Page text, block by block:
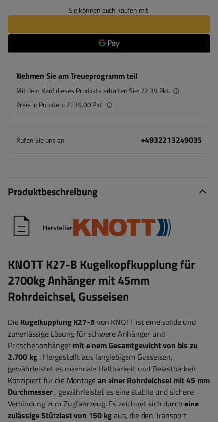
Sie können auch kaufen mit:
Nehmen Sie am Treueprogramm teil
Mit dem Kauf dieses Produkts erhalten Sie: 72.39 Pkt.
Preis in Punkten: 7239.00 Pkt.
Rufen Sie uns an +4932213249035
Produktbeschreibung
Hersteller:
KNOTT K27-B Kugelkopfkupplung für
2700kg Anhänger mit 45mm
Rohrdeichsel, Gusseisen
Die Kugelkupplung K27-B von KNOTT ist eine solide und
zuverlässige Lösung für schwere Anhänger und
Pritschenanhänger mit einem Gesamtgewicht von bis zu
2.700 kg . Hergestellt aus langlebigem Gusseisen,
gewährleistet es maximale Haltbarkeit und Belastbarkeit.
Konzipiert für die Montagean einer Rohrdeichsel mit 45 mm
Durchmesser , gewährleistet es eine stabile und sichere
Verbindung zum Zugfahrzeug. Es zeichnet sich durch eine
zulässige Stützlast von 150 kgaus, die den Transport